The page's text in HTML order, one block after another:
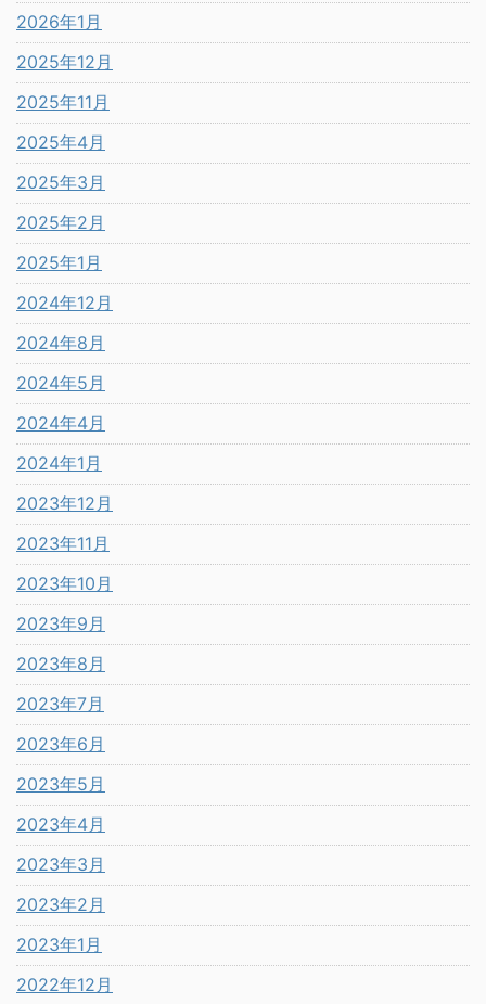
2026年1月
2025年12月
2025年11月
2025年4月
2025年3月
2025年2月
2025年1月
2024年12月
2024年8月
2024年5月
2024年4月
2024年1月
2023年12月
2023年11月
2023年10月
2023年9月
2023年8月
2023年7月
2023年6月
2023年5月
2023年4月
2023年3月
2023年2月
2023年1月
2022年12月